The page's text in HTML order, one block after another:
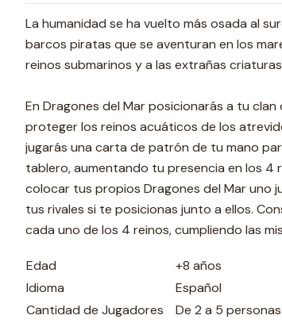
La humanidad se ha vuelto más osada al
barcos piratas que se aventuran en los
reinos submarinos y a las extrañas
En Dragones del Mar posicionarás a tu
proteger los reinos acuáticos de los
jugarás una carta de patrón de tu mano
tablero, aumentando tu presencia en los 4
colocar tus propios Dragones del Mar uno
tus rivales si te posicionas junto a ellos.
cada uno de los 4 reinos, cumpliendo las
Edad
+8 años
Idioma
Español
Cantidad de Jugadores
De 2 a 5 personas